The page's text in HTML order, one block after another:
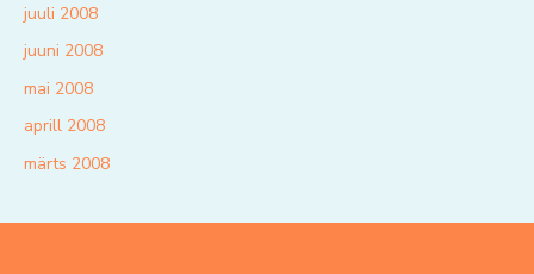
juuli 2008
juuni 2008
mai 2008
aprill 2008
märts 2008